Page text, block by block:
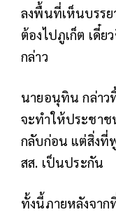
ลงพื้นที่เห็นบรรย
ต้องไปภูเก็ต เดี๋
กล่าว
นายอนุทิน กล่าว
จะทำให้ประชา
กลับก่อน แต่สิ่งที่
สส. เป็นประกัน
ทั้งนี้ภายหลังจา